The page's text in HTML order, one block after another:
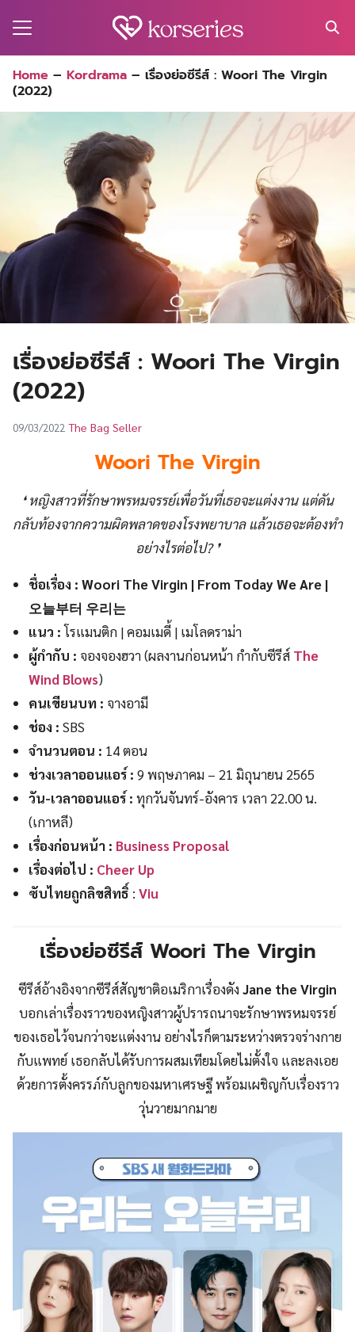
for:
Home – Kordrama – เรื่องย่อซีรีส์ : Woori The Virgin
(2022)
เรื่องย่อซีรีส์ : Woori The Virgin
(2022)
09/03/2022 The Bag Seller
Woori The Virgin
❛ หญิงสาวที่รักษาพรหมจรรย์เพื่อวันที่เธอจะแต่งงาน แต่ดัน
กลับท้องจากความผิดพลาดของโรงพยาบาล แล้วเธอจะต้องทำ
อย่างไรต่อไป? ❜
ชื่อเรื่อง : Woori The Virgin | From Today We Are |
오늘부터 우리는
แนว :โรแมนติก | คอมเมดี้ | เมโลดราม่า
ผู้กำกับ : จองจองฮวา (ผลงานก่อนหน้า กำกับซีรีส์ The
Wind Blows)
คนเขียนบท : จางอามี
ช่อง :SBS
จำนวนตอน : 14 ตอน
ช่วงเวลาออนแอร์ : 9 พฤษภาคม – 21 มิถุนายน 2565
วัน-เวลาออนแอร์ : ทุกวันจันทร์-อังคาร เวลา 22.00 น.
(เกาหลี)
เรื่องก่อนหน้า : Business Proposal
เรื่องต่อไป : Cheer Up
ซับไทยถูกลิขสิทธิ์ :Viu
เรื่องย่อซีรีส์ Woori The Virgin
ซีรีส์อ้างอิงจากซีรีส์สัญชาติอเมริกาเรื่องดังJane the Virgin
บอกเล่าเรื่องราวของหญิงสาวผู้ปรารถนาจะรักษาพรหมจรรย์
ของเธอไว้จนกว่าจะแต่งงาน อย่างไรก็ตามระหว่างตรวจร่างกาย
กับแพทย์ เธอกลับได้รับการผสมเทียมโดยไม่ตั้งใจ และลงเอย
ด้วยการตั้งครรภ์กับลูกของมหาเศรษฐี พร้อมเผชิญกับเรื่องราว
วุ่นวายมากมาย